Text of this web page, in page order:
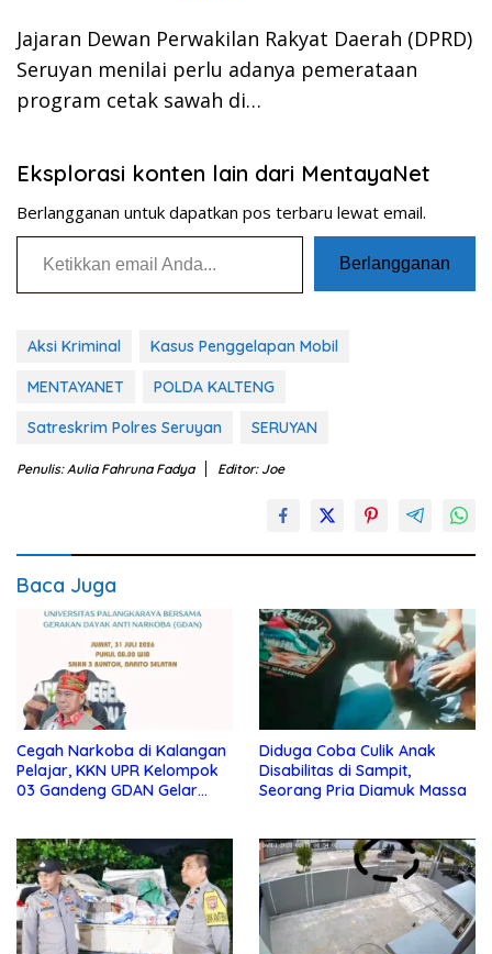
Jajaran Dewan Perwakilan Rakyat Daerah (DPRD)
Seruyan menilai perlu adanya pemerataan
program cetak sawah di…
Eksplorasi konten lain dari MentayaNet
Berlangganan untuk dapatkan pos terbaru lewat email.
Ketikkan email Anda...
Berlangganan
Aksi Kriminal Kasus Penggelapan Mobil
MENTAYANET POLDA KALTENG
Satreskrim Polres Seruyan SERUYAN
Penulis: Aulia Fahruna Fadya Editor: Joe
Baca Juga
Cegah Narkoba di Kalangan
Pelajar, KKN UPR Kelompok
03 Gandeng GDAN Gelar
Diduga Coba Culik Anak
Disabilitas di Sampit,
Seorang Pria Diamuk Massa